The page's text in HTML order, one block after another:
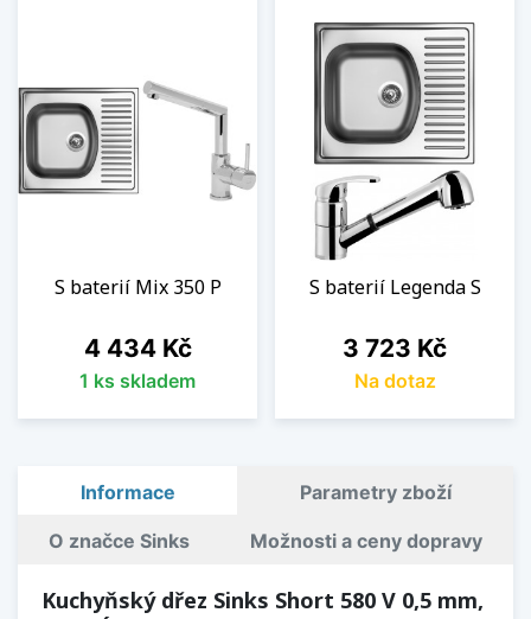
S baterií Mix 350 P
Cena
4 434 Kč
1 ks skladem
S baterií Legenda S
Cena
3 723 Kč
Na dotaz
Informace Parametry zboží
O značce Sinks Možnosti a ceny dopravy
Kuchyňský dřez Sinks Short 580 V 0,5 mm,